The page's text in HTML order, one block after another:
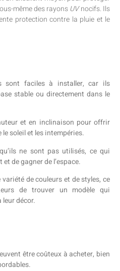
même des rayonsUVnocifs. Ils
protection contre la pluie et le
sont faciles à installer, car ils
stable ou directement dans le
et en inclinaison pour offrir
soleil et les intempéries.
ne sont pas utilisés, ce qui
de gagner de l’espace.
de couleurs et de styles, ce
de trouver un modèle qui
décor.
être coûteux à acheter, bien